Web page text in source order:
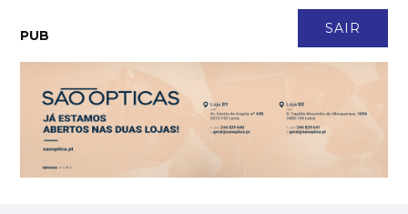
SAIR
PUB
Lavandaria Dona Roupa abre terceira loja, desta feita na cidade
de Leiria